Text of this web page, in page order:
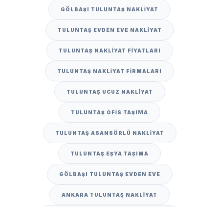
GÖLBAŞI TULUNTAŞ NAKLIYAT
TULUNTAŞ EVDEN EVE NAKLIYAT
TULUNTAŞ NAKLIYAT FIYATLARI
TULUNTAŞ NAKLIYAT FIRMALARI
TULUNTAŞ UCUZ NAKLIYAT
TULUNTAŞ OFIS TAŞIMA
TULUNTAŞ ASANSÖRLÜ NAKLIYAT
TULUNTAŞ EŞYA TAŞIMA
GÖLBAŞI TULUNTAŞ EVDEN EVE
ANKARA TULUNTAŞ NAKLIYAT